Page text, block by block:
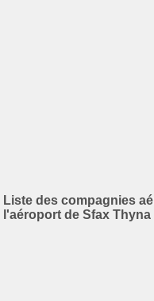
Liste des compagnies
l'aéroport de Sfax